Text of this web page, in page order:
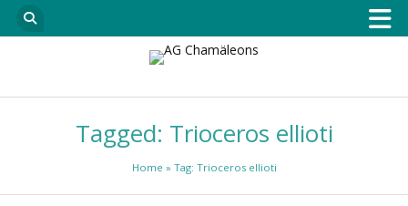
Tagged: Trioceros ellioti
Home » Tag: Trioceros ellioti